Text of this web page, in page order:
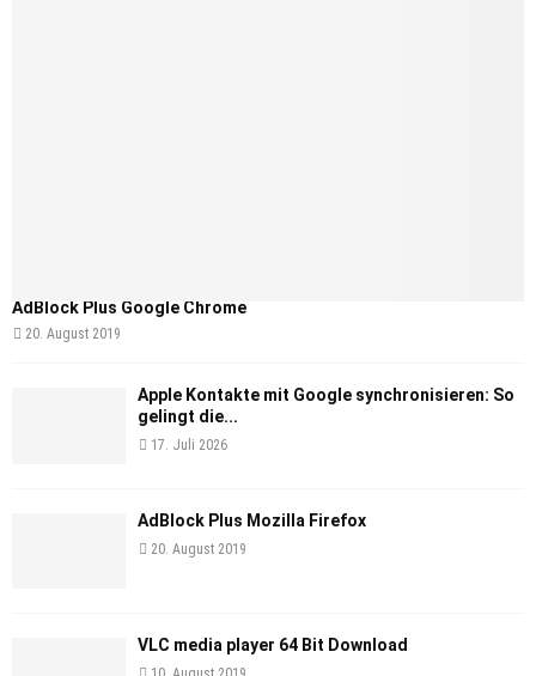
AdBlock Plus Google Chrome
20. August 2019
Apple Kontakte mit Google synchronisieren: So
gelingt die...
17. Juli 2026
AdBlock Plus Mozilla Firefox
20. August 2019
VLC media player 64 Bit Download